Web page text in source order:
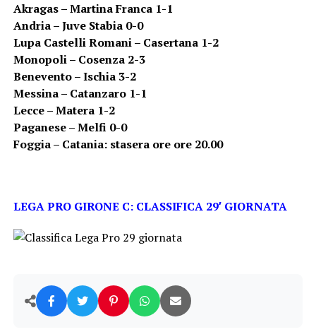
Akragas – Martina Franca 1-1
Andria – Juve Stabia 0-0
Lupa Castelli Romani – Casertana 1-2
Monopoli – Cosenza 2-3
Benevento – Ischia 3-2
Messina – Catanzaro 1-1
Lecce – Matera 1-2
Paganese – Melfi 0-0
Foggia – Catania: stasera ore ore 20.00
LEGA PRO GIRONE C: CLASSIFICA 29′ GIORNATA